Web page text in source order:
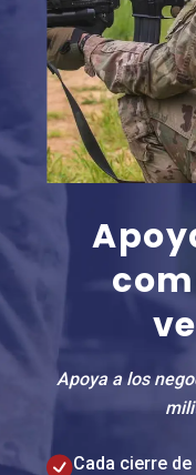
Apoya a los
Cada cierre